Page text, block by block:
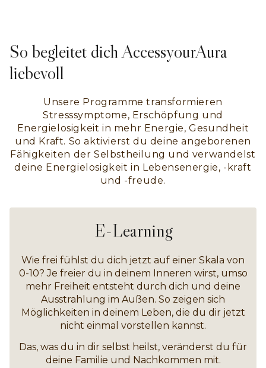
So begleitet dich AccessyourAura
liebevoll
Unsere Programme transformieren
Stresssymptome, Erschöpfung und
Energielosigkeit in mehr Energie, Gesundheit
und Kraft. So aktivierst du deine angeborenen
Fähigkeiten der Selbstheilung und verwandelst
deine Energielosigkeit in Lebensenergie, -kraft
und -freude.
E-Learning
Wie frei fühlst du dich jetzt auf einer Skala von
0-10? Je freier du in deinem Inneren wirst, umso
mehr Freiheit entsteht durch dich und deine
Ausstrahlung im Außen. So zeigen sich
Möglichkeiten in deinem Leben, die du dir jetzt
nicht einmal vorstellen kannst.
Das, was du in dir selbst heilst, veränderst du für
deine Familie und Nachkommen mit.